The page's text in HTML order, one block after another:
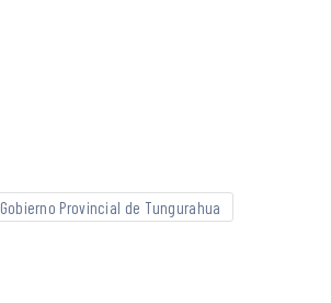
Gobierno Provincial de Tungurahua